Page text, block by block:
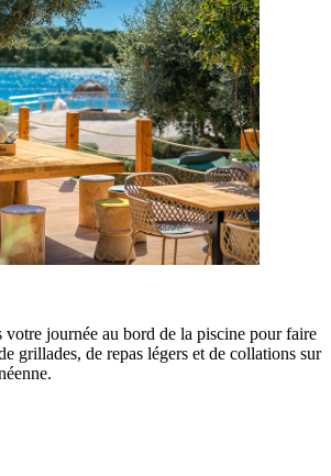
votre journée au bord de la piscine pour faire
grillades, de repas légers et de collations sur